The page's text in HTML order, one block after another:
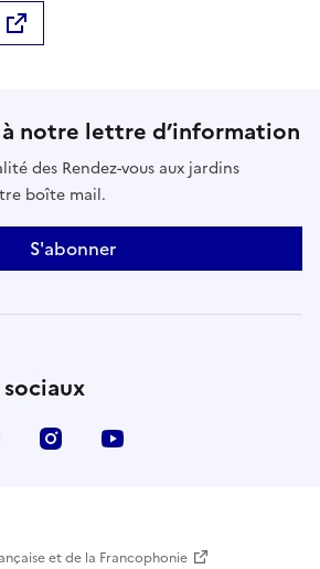
notre lettre d’information
des Rendez-vous aux jardins
boîte mail.
S'abonner
Facebook Instagram
et de la Francophonie